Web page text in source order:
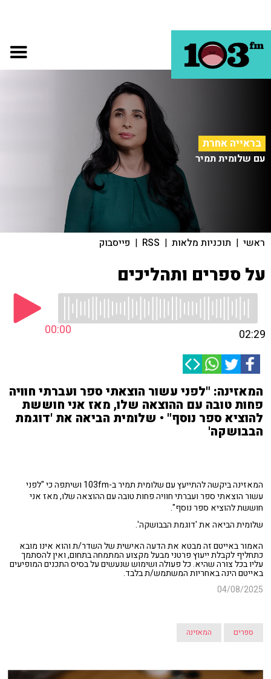
בראייה אחרת
עם שלומית תמיר
ראשי | תוכניות מלאות |
RSS
| פייסבוק
על ספרים ותהליכים
00:00 02:29
המאזינה: "לפני עשור הוצאתי ספר ועברתי חוויה
פחות טובה עם ההוצאה שלו, מאז אני חוששת
להוציא ספר נוסף" • שלומית הביאה את 'דוגמת
הבבושקה'
המאזינה ביקשה להתייעץ עם שלומית תמיר ב-103fm ושיתפה כי "לפני
עשור הוצאתי ספר ועברתי חוויה פחות טובה עם ההוצאה שלו, מאז אני
חוששת להוציא ספר נוסף".
שלומית הביאה את 'דוגמת הבבושקה'.
האמור באייטם זה מבטא את הדעה האישית של השדר/ת והוא אינו מובא
כתחליף לקבלת ייעוץ פרטני מבעל מקצוע המתמחה בתחום, ואין להסתמך
עליו בכל צורה שהיא. כל פעולה ושימוש שנעשים על בסיס התכנים המופיעים
באייטם הינה באחריות המשתמש/ת בלבד.
04/08/2025
ספרים המאזינה